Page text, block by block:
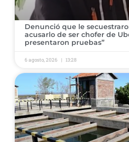
Denunció que le
acusarlo de ser chofer de
presentaron pruebas”
6 agosto, 2026 13:28